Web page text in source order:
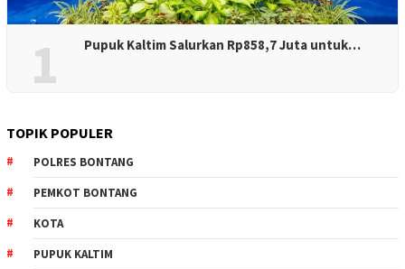
1 Pupuk Kaltim Salurkan Rp858,7 Juta untuk…
TOPIK POPULER
POLRES BONTANG
PEMKOT BONTANG
KOTA
PUPUK KALTIM